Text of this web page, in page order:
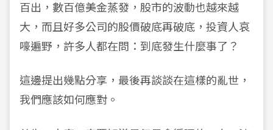
百出，數百億美金蒸發，股市的波動也越來越
大，而且好多公司的股價破底再破底，投資人哀
嚎遍野，許多人都在問：到底發生什麼事了？
這邊提出幾點分享，最後再談談在這樣的亂世，
我們應該如何應對。